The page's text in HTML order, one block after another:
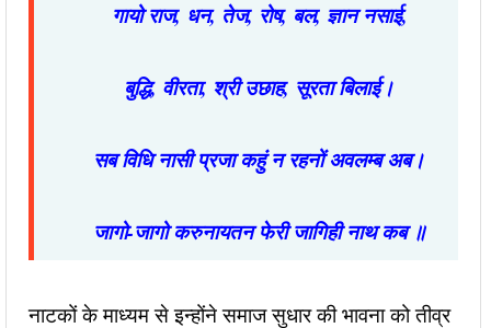
गायो राज, धन, तेज, रोष, बल, ज्ञान नसाई,
बुद्धि, वीरता, श्री उछाह, सूरता बिलाई।
सब विधि नासी प्रजा कहुं न रहनों अवलम्ब अब।
जागो-जागो करुनायतन फेरी जागिही नाथ कब ॥
नाटकों के माध्यम से इन्होंने समाज सुधार की भावना को तीव्र